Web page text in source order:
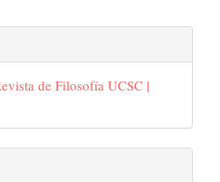
de Filosofía UCSC |